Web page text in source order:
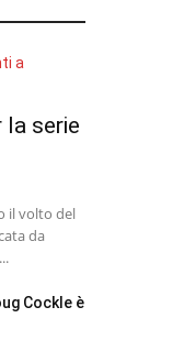
la serie
il volto del
da
Cockle è